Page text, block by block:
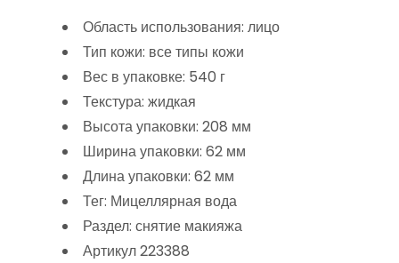
Область использования: лицо
Тип кожи: все типы кожи
Вес в упаковке: 540 г
Текстура: жидкая
Высота упаковки: 208 мм
Ширина упаковки: 62 мм
Длина упаковки: 62 мм
Тег: Мицеллярная вода
Раздел: снятие макияжа
Артикул 223388